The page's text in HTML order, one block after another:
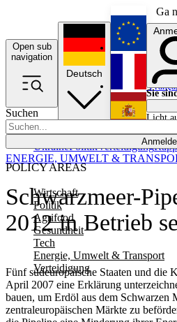
Ga
Open sub
navigation
Suchen
POLICY AREAS
Wirtschaft
Politik
Agrifood
Gesundheit
Tech
Energie, Umwelt & Transport
Verteidigung
UkrainePolitikVerteidigung
Deutsch
English
Sie
Licht
Schwarzmeer-
2012 in Betrieb
Fünf südeuropäische Staaten und die
April 2007 eine Erklärung
bauen, um Erdöl aus dem Schwarzen
zentraleuropäischen Märkte zu
ENERGIE, UMWELT &